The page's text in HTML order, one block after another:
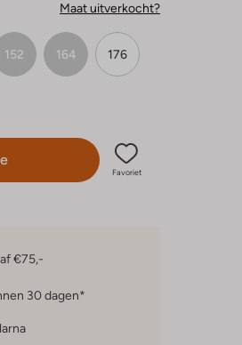
Maat uitverkocht?
152 164 176
Favoriet
€75,-
30 dagen*